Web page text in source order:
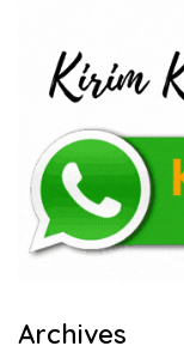
Archives